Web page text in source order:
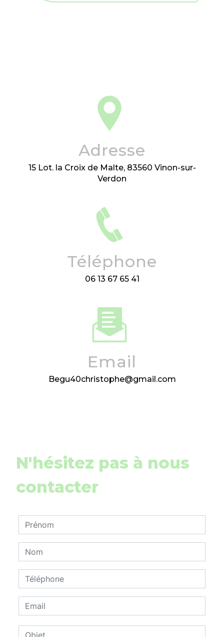
Adresse
15 Lot. la Croix de Malte, 83560 Vinon-sur-
Verdon
Téléphone
06 13 67 65 41
Email
begu40christophe@gmail.com
N'hésitez pas à nous
contacter